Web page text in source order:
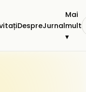
DespreJurnal
Mai
mult
▾